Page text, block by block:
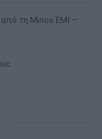
από τη Minos EMI –